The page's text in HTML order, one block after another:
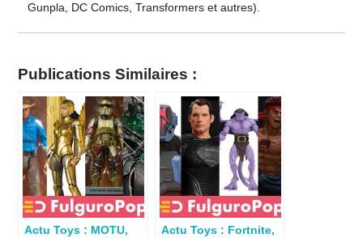
Gunpla, DC Comics, Transformers et autres).
Publications Similaires :
Actu Toys : MOTU,
Actu Toys : Fortnite,